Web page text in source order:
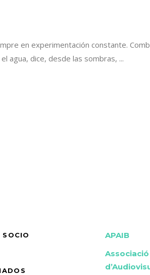
en experimentación constante.
agua, dice, desde las sombras,
APAIB